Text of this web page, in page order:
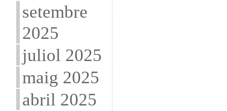
setembre
2025
juliol 2025
maig 2025
abril 2025